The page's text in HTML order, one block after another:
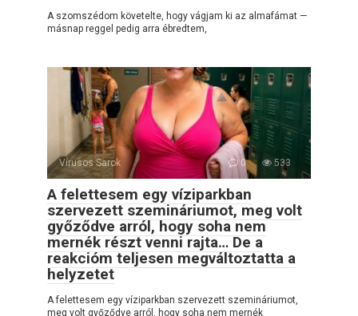
A szomszédom követelte, hogy vágjam ki az almafámat —
másnap reggel pedig arra ébredtem,
Vírusos Sarok 0 533
A felettesem egy víziparkban
szervezett szemináriumot, meg volt
győződve arról, hogy soha nem
mernék részt venni rajta… De a
reakcióm teljesen megváltoztatta a
helyzetet
A felettesem egy víziparkban szervezett szemináriumot,
meg volt győződve arról, hogy soha nem mernék